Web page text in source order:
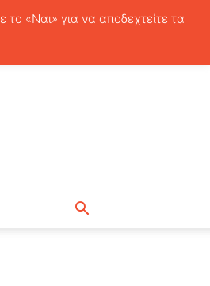
10 Αυγούστου, 2026
το «Ναι» για να αποδεχτείτε τα